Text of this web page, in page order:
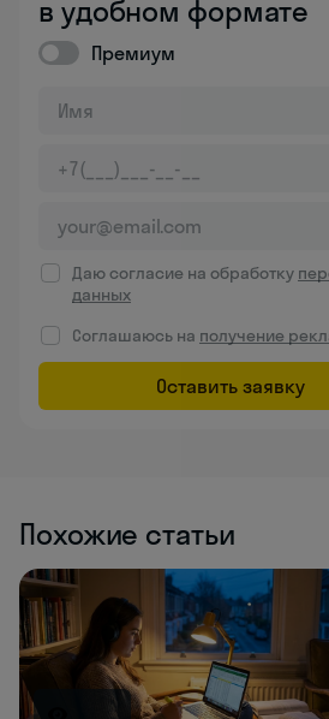
в удобном формате
Премиум
Даю согласие на обработку
данных
Соглашаюсь на получение
Оставить заявку
Похожие статьи